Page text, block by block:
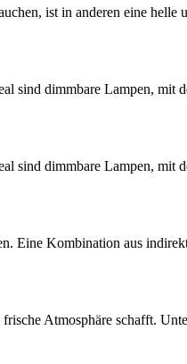
ist in anderen eine helle
sind dimmbare Lampen, mit
sind dimmbare Lampen, mit
Eine Kombination aus
Atmosphäre schafft.